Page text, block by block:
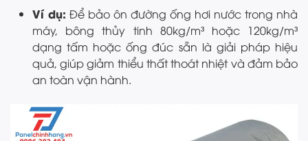
Ví dụ: Để bảo ôn đường ống hơi nước trong nhà
máy, bông thủy tinh 80kg/m³ hoặc 120kg/m³
dạng tấm hoặc ống đúc sẵn là giải pháp hiệu
quả, giúp giảm thiểu thất thoát nhiệt và đảm bảo
an toàn vận hành.